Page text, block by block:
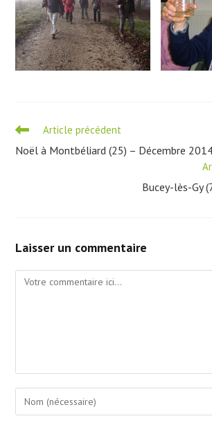
Read
articles
Article précédent
Noël à Montbéliard (25) – Décembre
Bucey-lès-Gy
Laisser un commentaire
Comment
Enter
your